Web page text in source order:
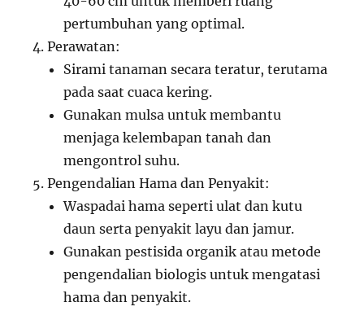
pertumbuhan yang optimal.
Perawatan:
Sirami tanaman secara teratur, terutama
pada saat cuaca kering.
Gunakan mulsa untuk membantu
menjaga kelembapan tanah dan
mengontrol suhu.
Pengendalian Hama dan Penyakit:
Waspadai hama seperti ulat dan kutu
daun serta penyakit layu dan jamur.
Gunakan pestisida organik atau metode
pengendalian biologis untuk mengatasi
hama dan penyakit.